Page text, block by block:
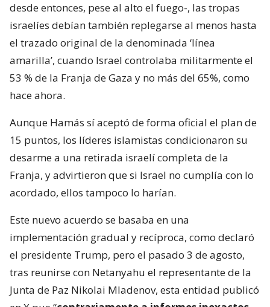
desde entonces, pese al alto el fuego-, las tropas
israelíes debían también replegarse al menos hasta
el trazado original de la denominada ‘línea
amarilla’, cuando Israel controlaba militarmente el
53 % de la Franja de Gaza y no más del 65%, como
hace ahora.
Aunque Hamás sí aceptó de forma oficial el plan de
15 puntos, los líderes islamistas condicionaron su
desarme a una retirada israelí completa de la
Franja, y advirtieron que si Israel no cumplía con lo
acordado, ellos tampoco lo harían.
Este nuevo acuerdo se basaba en una
implementación gradual y recíproca, como declaró
el presidente Trump, pero el pasado 3 de agosto,
tras reunirse con Netanyahu el representante de la
Junta de Paz Nikolai Mladenov, esta entidad publicó